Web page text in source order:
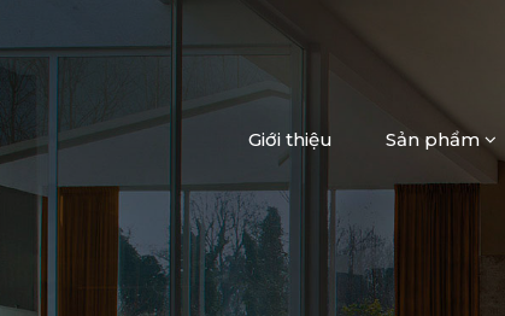
Giới thiệu Sản phẩm